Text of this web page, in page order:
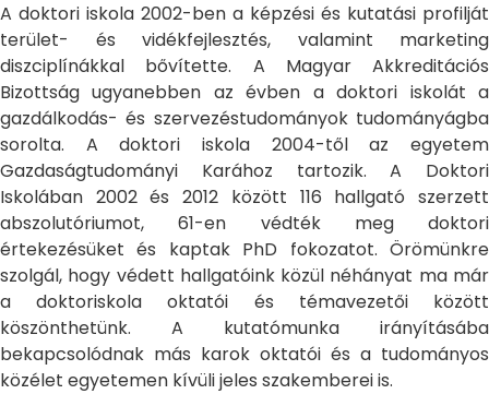
A doktori iskola 2002-ben a képzési és kutatási profilját
terület- és vidékfejlesztés, valamint marketing
diszciplínákkal bővítette. A Magyar Akkreditációs
Bizottság ugyanebben az évben a doktori iskolát a
gazdálkodás- és szervezéstudományok tudományágba
sorolta. A doktori iskola 2004-től az egyetem
Gazdaságtudományi Karához tartozik. A Doktori
Iskolában 2002 és 2012 között 116 hallgató szerzett
abszolutóriumot, 61-en védték meg doktori
értekezésüket és kaptak PhD fokozatot. Örömünkre
szolgál, hogy védett hallgatóink közül néhányat ma már
a doktoriskola oktatói és témavezetői között
köszönthetünk. A kutatómunka irányításába
bekapcsolódnak más karok oktatói és a tudományos
közélet egyetemen kívüli jeles szakemberei is.